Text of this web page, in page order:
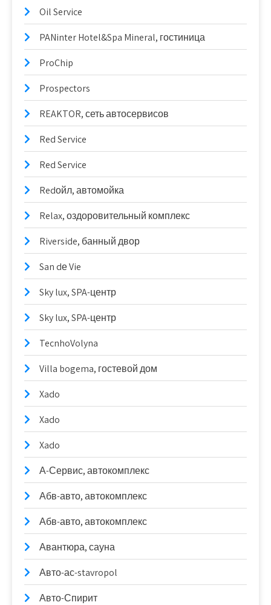
Oil Service
PANinter Hotel&Spa Mineral, гостиница
ProChip
Prospectors
REAKTOR, сеть автосервисов
Red Service
Red Service
Redойл, автомойка
Relax, оздоровительный комплекс
Riverside, банный двор
San dе Vie
Sky lux, SPA-центр
Sky lux, SPA-центр
TecnhoVolyna
Villa bogema, гостевой дом
Xado
Xado
Xado
А-Сервис, автокомплекс
Абв-авто, автокомплекс
Абв-авто, автокомплекс
Авантюра, сауна
Авто-ас-stavropol
Авто-Спирит